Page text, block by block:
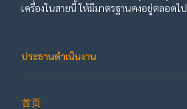
เครื่องในสายนี้ ให้มีมาตรฐานคงอยู่ตลอดไป
ประธานดำเนินงาน
首页